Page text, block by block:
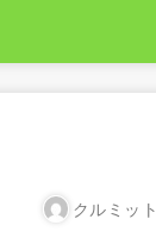
クルミット